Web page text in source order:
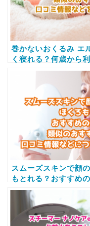
巻かないおくるみ エ
く寝れる？何歳から
め商品や口コミ情報
スムーズスキンで顔
もとれる？おすすめ
すめな商品、口コミ
します！